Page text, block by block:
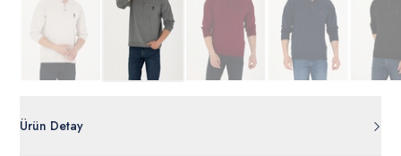
Ürün Detay